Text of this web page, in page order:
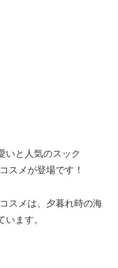
いと人気のスック
スメが登場です！
スメは、夕暮れ時の海
ます。